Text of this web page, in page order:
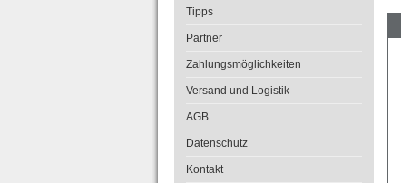
Tipps
Partner
Zahlungsmöglichkeiten
Versand und Logistik
AGB
Datenschutz
Kontakt